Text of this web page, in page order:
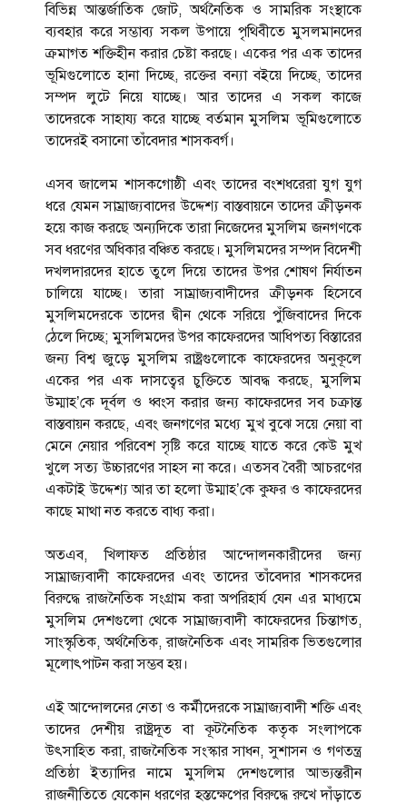
বিভিন্ন আন্তর্জাতিক জোট, অর্থনৈতিক ও সামরিক সংস্থাকে
ব্যবহার করে সম্ভাব্য সকল উপায়ে পৃথিবীতে মুসলমানদের
ক্রমাগত শক্তিহীন করার চেষ্টা করছে। একের পর এক তাদের
ভূমিগুলোতে হানা দিচ্ছে, রক্তের বন্যা বইয়ে দিচ্ছে, তাদের
সম্পদ লুটে নিয়ে যাচ্ছে। আর তাদের এ সকল কাজে
তাদেরকে সাহায্য করে যাচ্ছে বর্তমান মুসলিম ভূমিগুলোতে
তাদেরই বসানো তাঁবেদার শাসকবর্গ।
এসব জালেম শাসকগোষ্ঠী এবং তাদের বংশধরেরা যুগ যুগ
ধরে যেমন সাম্রাজ্যবাদের উদ্দেশ্য বাস্তবায়নে তাদের ক্রীড়নক
হয়ে কাজ করছে অন্যদিকে তারা নিজেদের মুসলিম জনগণকে
সব ধরণের অধিকার বঞ্চিত করছে। মুসলিমদের সম্পদ বিদেশী
দখলদারদের হাতে তুলে দিয়ে তাদের উপর শোষণ নির্যাতন
চালিয়ে যাচ্ছে। তারা সাম্রাজ্যবাদীদের ক্রীড়নক হিসেবে
মুসলিমদেরকে তাদের দ্বীন থেকে সরিয়ে পুঁজিবাদের দিকে
ঠেলে দিচ্ছে; মুসলিমদের উপর কাফেরদের আধিপত্য বিস্তারের
জন্য বিশ্ব জুড়ে মুসলিম রাষ্ট্রগুলোকে কাফেরদের অনুকূলে
একের পর এক দাসত্বের চুক্তিতে আবদ্ধ করছে, মুসলিম
উম্মাহ’কে দূর্বল ও ধ্বংস করার জন্য কাফেরদের সব চক্রান্ত
বাস্তবায়ন করছে, এবং জনগণের মধ্যে মুখ বুঝে সয়ে নেয়া বা
মেনে নেয়ার পরিবেশ সৃষ্টি করে যাচ্ছে যাতে করে কেউ মুখ
খুলে সত্য উচ্চারণের সাহস না করে। এতসব বৈরী আচরণের
একটাই উদ্দেশ্য আর তা হলো উম্মাহ’কে কুফর ও কাফেরদের
কাছে মাথা নত করতে বাধ্য করা।
অতএব, খিলাফত প্রতিষ্ঠার আন্দোলনকারীদের জন্য
সাম্রাজ্যবাদী কাফেরদের এবং তাদের তাঁবেদার শাসকদের
বিরুদ্ধে রাজনৈতিক সংগ্রাম করা অপরিহার্য যেন এর মাধ্যমে
মুসলিম দেশগুলো থেকে সাম্রাজ্যবাদী কাফেরদের চিন্তাগত,
সাংস্কৃতিক, অর্থনৈতিক, রাজনৈতিক এবং সামরিক ভিতগুলোর
মূলোৎপাটন করা সম্ভব হয়।
এই আন্দোলনের নেতা ও কর্মীদেরকে সাম্রাজ্যবাদী শক্তি এবং
তাদের দেশীয় রাষ্ট্রদূত বা কূটনৈতিক কতৃক সংলাপকে
উৎসাহিত করা, রাজনৈতিক সংস্কার সাধন, সুশাসন ও গণতন্ত্র
প্রতিষ্ঠা ইত্যাদির নামে মুসলিম দেশগুলোর আভ্যন্তরীন
রাজনীতিতে যেকোন ধরণের হস্তক্ষেপের বিরুদ্ধে রুখে দাঁড়াতে